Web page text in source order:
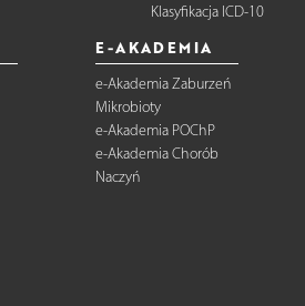
Klasyfikacja ICD-10
E-AKADEMIA
e-Akademia Zaburzeń
Mikrobioty
e-Akademia POChP
e-Akademia Chorób
Naczyń